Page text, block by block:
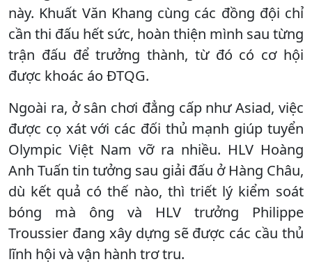
này. Khuất Văn Khang cùng các đồng đội chỉ
cần thi đấu hết sức, hoàn thiện mình sau từng
trận đấu để trưởng thành, từ đó có cơ hội
được khoác áo ĐTQG.
Ngoài ra, ở sân chơi đẳng cấp như Asiad, việc
được cọ xát với các đối thủ mạnh giúp tuyển
Olympic Việt Nam vỡ ra nhiều. HLV Hoàng
Anh Tuấn tin tưởng sau giải đấu ở Hàng Châu,
dù kết quả có thế nào, thì triết lý kiểm soát
bóng mà ông và HLV trưởng Philippe
Troussier đang xây dựng sẽ được các cầu thủ
lĩnh hội và vận hành trơ tru.